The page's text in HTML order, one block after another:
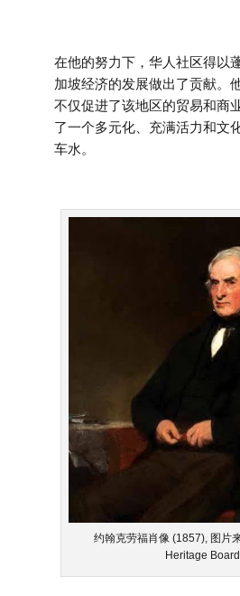
在他的努力下，华人社区得以
加坡经济的发展做出了贡献。
不仅促进了该地区的贸易和商
了一个多元化、充满活力和文
车水。
约翰克劳福肖像 (1857), 图片
Heritage Board